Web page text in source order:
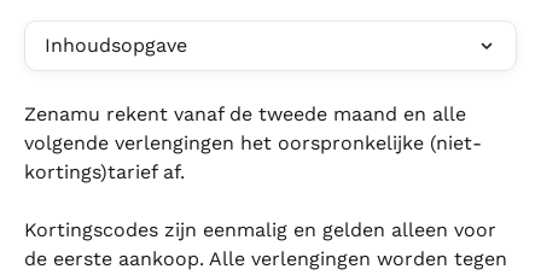
Inhoudsopgave
Zenamu rekent vanaf de tweede maand en alle
volgende verlengingen het oorspronkelijke (niet-
kortings)tarief af.
Kortingscodes zijn eenmalig en gelden alleen voor
de eerste aankoop. Alle verlengingen worden tegen